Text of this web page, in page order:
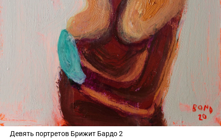
Девять портретов Брижит Бардо 2